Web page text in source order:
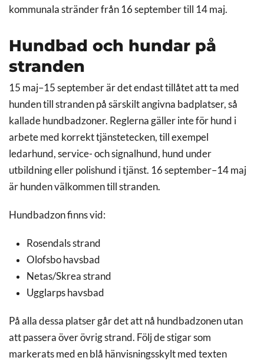
kommunala stränder från 16 september till 14 maj.
Hundbad och hundar på
stranden
15 maj–15 september är det endast tillåtet att ta med
hunden till stranden på särskilt angivna badplatser, så
kallade hundbadzoner. Reglerna gäller inte för hund i
arbete med korrekt tjänstetecken, till exempel
ledarhund, service- och signalhund, hund under
utbildning eller polishund i tjänst. 16 september–14 maj
är hunden välkommen till stranden.
Hundbadzon finns vid:
Rosendals strand
Olofsbo havsbad
Netas/Skrea strand
Ugglarps havsbad
På alla dessa platser går det att nå hundbadzonen utan
att passera över övrig strand. Följ de stigar som
markerats med en blå hänvisningsskylt med texten